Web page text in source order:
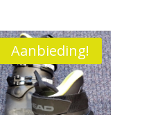
was:
€159.00.
is:
€75.00.
Aanbieding!